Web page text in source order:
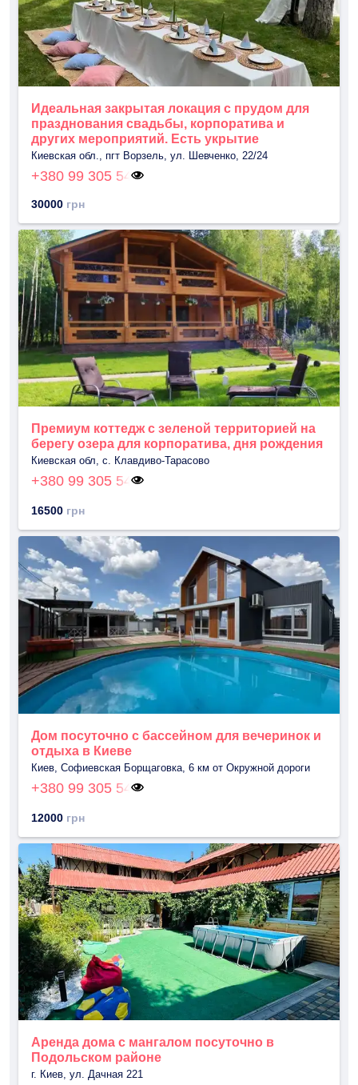
Идеальная закрытая локация с прудом для
празднования свадьбы, корпоратива и
других мероприятий. Есть укрытие
Киевская обл., пгт Ворзель, ул. Шевченко, 22/24
+380 99 305 54
30000 грн
Премиум коттедж с зеленой территорией на
берегу озера для корпоратива, дня рождения
Киевская обл, с. Клавдиво-Тарасово
+380 99 305 54
16500 грн
Дом посуточно с бассейном для вечеринок и
отдыха в Киеве
Киев, Софиевская Борщаговка, 6 км от Окружной дороги
+380 99 305 54
12000 грн
Аренда дома с мангалом посуточно в
Подольском районе
г. Киев, ул. Дачная 221